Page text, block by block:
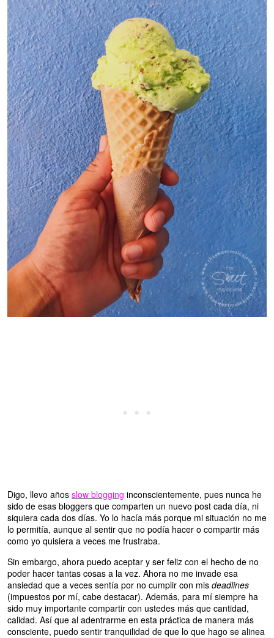
Digo, llevo años slow blogging inconscientemente, pues nunca he
sido de esas bloggers que comparten un nuevo post cada día, ni
siquiera cada dos días. Yo lo hacía más porque mi situación no me
lo permitía, aunque al sentir que no podía hacer o compartir más
como yo quisiera a veces me frustraba.
Sin embargo, ahora puedo aceptar y ser feliz con el hecho de no
poder hacer tantas cosas a la vez. Ahora no me invade esa
ansiedad que a veces sentía por no cumplir con mis deadlines
(impuestos por mí, cabe destacar). Además, para mí siempre ha
sido muy importante compartir con ustedes más que cantidad,
calidad. Así que al adentrarme en esta práctica de manera más
consciente, puedo sentir tranquilidad de que lo que hago se alinea